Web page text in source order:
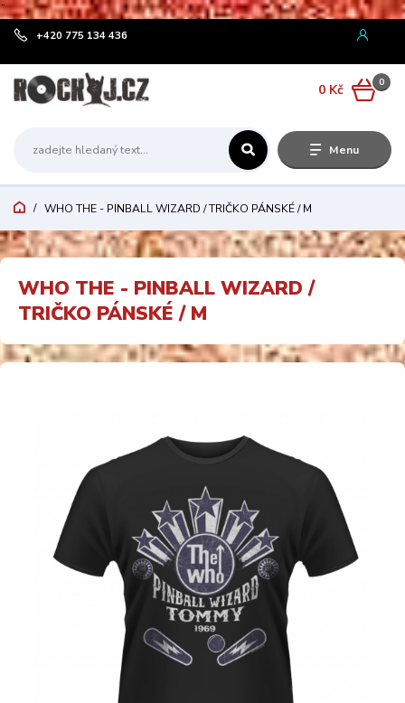
¨
Menu
+420 775 134 436
0
0 Kč
WHO THE - PINBALL WIZARD / TRIČKO PÁNSKÉ / M
WHO THE - PINBALL WIZARD /
TRIČKO PÁNSKÉ / M